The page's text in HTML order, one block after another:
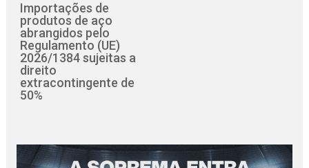
Importações de
produtos de aço
abrangidos pelo
Regulamento (UE)
2026/1384 sujeitas a
direito
extracontingente de
50%